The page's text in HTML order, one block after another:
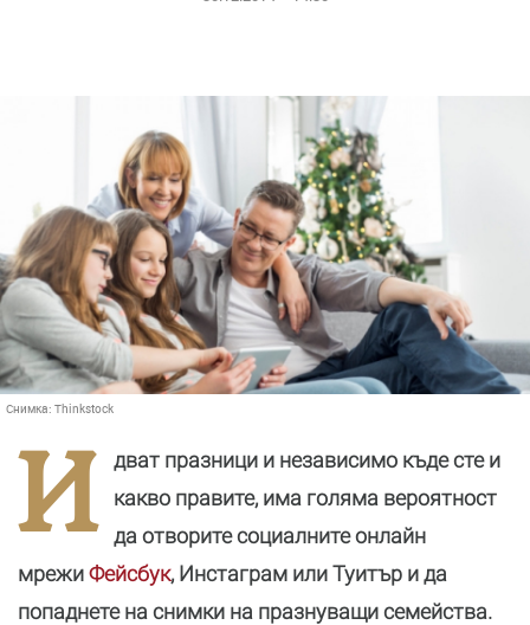
Снимка: Thinkstock
И
дват празници и независимо къде сте и
какво правите, има голяма вероятност
да отворите социалните онлайн
мрежиФейсбук, Инстаграм или Туитър и да
попаднете на снимки на празнуващи семейства.